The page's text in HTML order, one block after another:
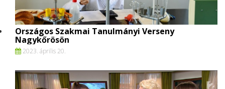
Országos Szakmai Tanulmányi Verseny
Nagykőrösön
2023. április 20.